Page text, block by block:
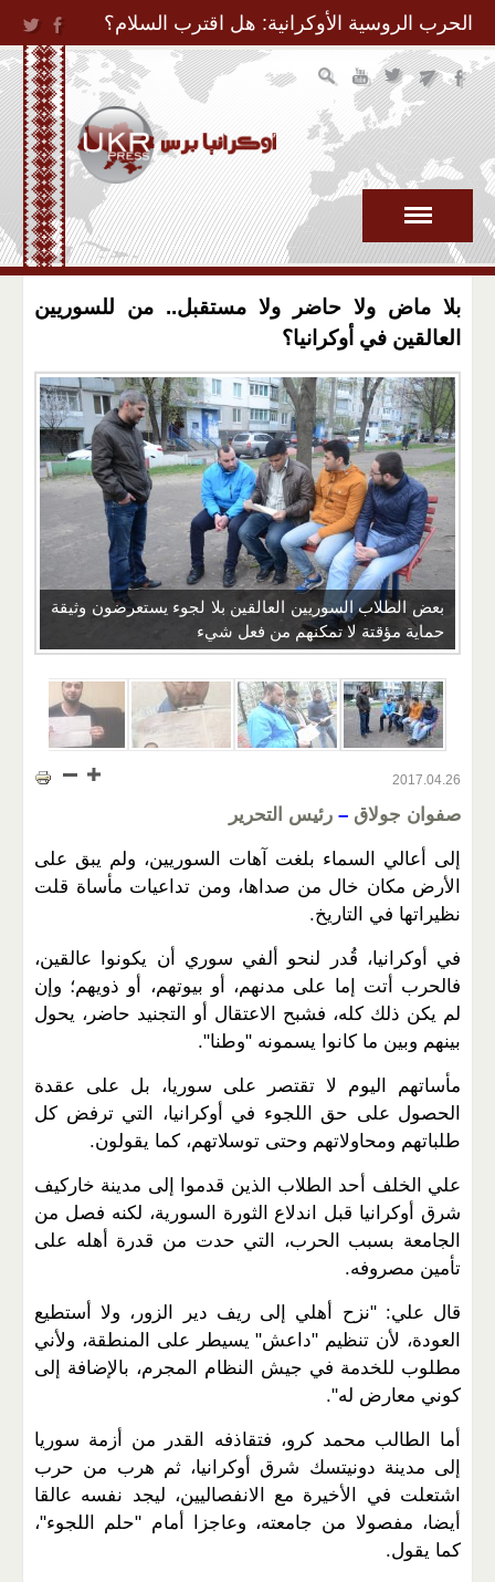
Jump to Navigation
الحرب الروسية الأوكرانية: هل اقترب السلام؟
بلا ماض ولا حاضر ولا مستقبل.. من للسوريين
العالقين في أوكرانيا؟
بعض الطلاب السوريين العالقين بلا لجوء يستعرضون وثيقة
حماية مؤقتة لا تمكنهم من فعل شيء
2017.04.26
صفوان جولاق – رئيس التحرير
إلى أعالي السماء بلغت آهات السوريين، ولم يبق على
الأرض مكان خال من صداها، ومن تداعيات مأساة قلت
نظيراتها في التاريخ.
في أوكرانيا، قُدر لنحو ألفي سوري أن يكونوا عالقين،
فالحرب أتت إما على مدنهم، أو بيوتهم، أو ذويهم؛ وإن
لم يكن ذلك كله، فشبح الاعتقال أو التجنيد حاضر، يحول
بينهم وبين ما كانوا يسمونه "وطنا".
مأساتهم اليوم لا تقتصر على سوريا، بل على عقدة
الحصول على حق اللجوء في أوكرانيا، التي ترفض كل
طلباتهم ومحاولاتهم وحتى توسلاتهم، كما يقولون.
علي الخلف أحد الطلاب الذين قدموا إلى مدينة خاركيف
شرق أوكرانيا قبل اندلاع الثورة السورية، لكنه فصل من
الجامعة بسبب الحرب، التي حدت من قدرة أهله على
تأمين مصروفه.
قال علي: "نزح أهلي إلى ريف دير الزور، ولا أستطيع
العودة، لأن تنظيم "داعش" يسيطر على المنطقة، ولأني
مطلوب للخدمة في جيش النظام المجرم، بالإضافة إلى
كوني معارض له".
أما الطالب محمد كرو، فتقاذفه القدر من أزمة سوريا
إلى مدينة دونيتسك شرق أوكرانيا، ثم هرب من حرب
اشتعلت في الأخيرة مع الانفصاليين، ليجد نفسه عالقا
أيضا، مفصولا من جامعته، وعاجزا أمام "حلم اللجوء"،
كما يقول.